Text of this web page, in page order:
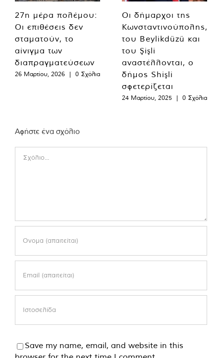
27η μέρα πολέμου:
Οι επιθέσεις δεν
σταματούν, το
αίνιγμα των
διαπραγματεύσεων
26 Μαρτίου, 2026 | 0 Σχόλια
Οι δήμαρχοι της
Κωνσταντινούπολης,
του Beylikdüzü και
του Şişli
αναστέλλονται, ο
δήμος Shişli
σφετερίζεται
24 Μαρτίου, 2025 | 0 Σχόλια
Αφήστε ένα σχόλιο
Save my name, email, and website in this